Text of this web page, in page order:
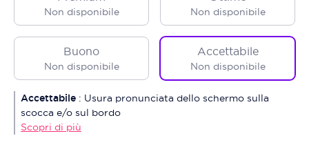
Non disponibile Non disponibile
Buono
Non disponibile
Accettabile
Non disponibile
Accettabile : Usura pronunciata dello schermo sulla
scocca e/o sul bordo
Scopri di più